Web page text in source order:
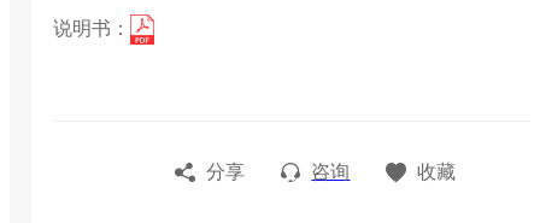
说明书：
分享 咨询 收藏